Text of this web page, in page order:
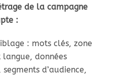
de la campagne
:
: mots clés, zone
données
d’audience,